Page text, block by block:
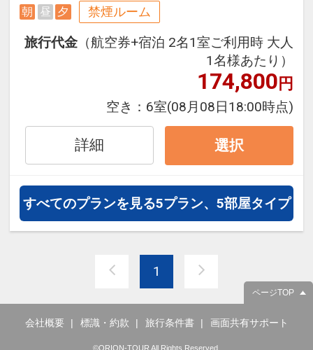
にも最適！
旅行期間中の1泊だけの宿泊や延
泊・飛び泊なども自由自在です。
フライトは、安心のJAL（または
JALグループ）確約！フライトマイ
ル50%貯まります。
オプションでレンタカーや現地交
通・体験プランなどの追加（同時予
約）が可能なプランもございます
※0～5歳の添い寝のお客様は施設使
用料としてお一人様6,600円を別途
お支払い下さい(現地払い)
朝 昼 夕 禁煙ルーム
旅行代金 （航空券+宿泊 2名1室ご利用時 大人
1名様あたり）
174,800円
空き： 6室(08月08日18:00時点)
詳細 選択
すべてのプランを見る5プラン、5部屋タイプ
1
ページTOP
会社概要 標識・約款 旅行条件書 画面共有サポート
©ORION-TOUR All Rights Reserved.